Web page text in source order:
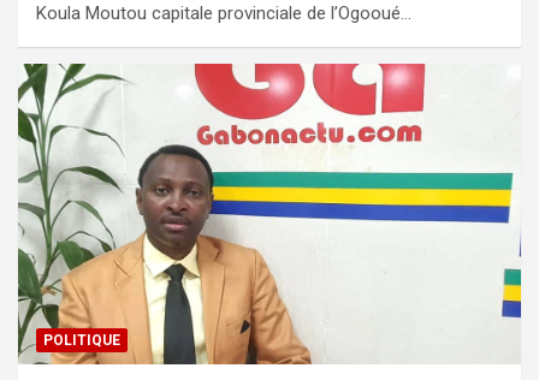
Koula Moutou capitale provinciale de l’Ogooué…
POLITIQUE